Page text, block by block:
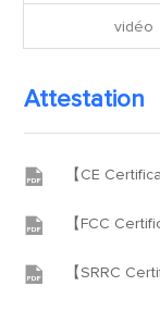
vidéo
Attestation
 【CE
 【FCC
 【SRRC